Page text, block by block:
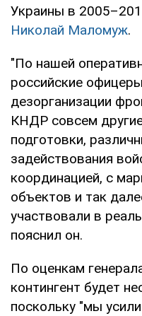
Украины в
Николай Маломуж.
"По нашей
российские
дезорганизации
КНДР совсем
подготовки,
задействования
координацией, с
объектов и так
участвовали в
пояснил он.
По оценкам
контингент будет
поскольку "мы